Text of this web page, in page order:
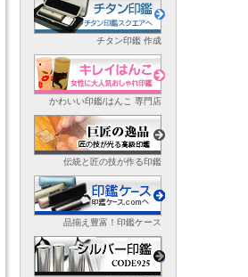
チタン印鑑 作成
かわいい印鑑/はんこ 専門店
伝統と匠の技が作る印鑑
品揃え豊富！印鑑ケース